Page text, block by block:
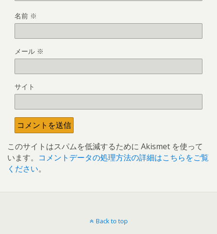
名前 ※
メール ※
サイト
このサイトはスパムを低減するために Akismet を使って
います。 コメントデータの処理方法の詳細はこちらをご覧
ください。
Back to top